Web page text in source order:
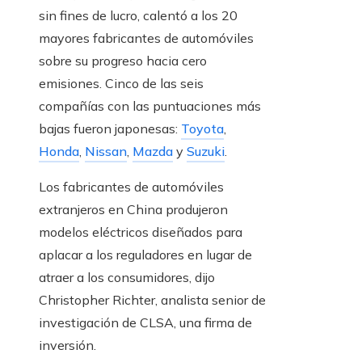
sin fines de lucro, calentó a los 20
mayores fabricantes de automóviles
sobre su progreso hacia cero
emisiones. Cinco de las seis
compañías con las puntuaciones más
bajas fueron japonesas: Toyota,
Honda, Nissan, Mazda y Suzuki.
Los fabricantes de automóviles
extranjeros en China produjeron
modelos eléctricos diseñados para
aplacar a los reguladores en lugar de
atraer a los consumidores, dijo
Christopher Richter, analista senior de
investigación de CLSA, una firma de
inversión.